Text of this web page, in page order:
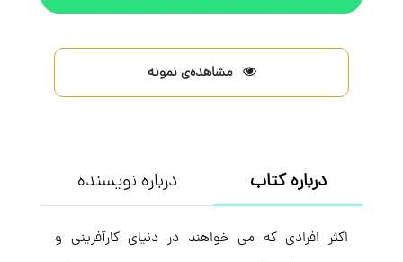
مشاهده‌ی نمونه
درباره کتاب درباره نویسنده
اکثر افرادی که می خواهند در دنیای کارآفرینی و